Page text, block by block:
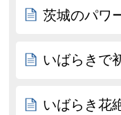
茨城のパワ
いばらきで
いばらき花